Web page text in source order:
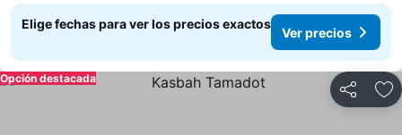
Elige fechas para ver los precios exactos
Ver precios
Compartir
Opción destacada